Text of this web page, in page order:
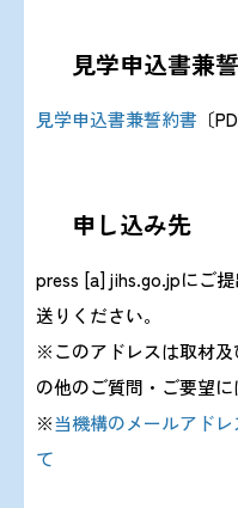
見学申込書兼
見学申込書兼誓約書 〔
申し込み先
press [a] jihs.go.jpにご提
送りください。
※このアドレスは取材及
の他のご質問・ご要望
※当機構のメールアド
て